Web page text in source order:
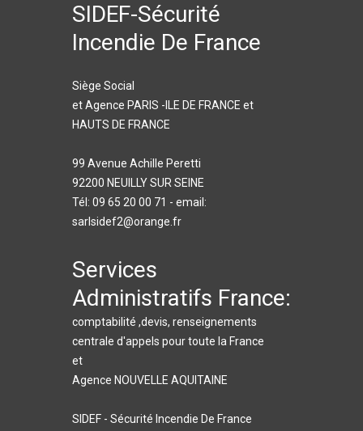
SIDEF-Sécurité
Incendie De France
Siège Social
et Agence PARIS -ILE DE FRANCE et
HAUTS DE FRANCE
99 Avenue Achille Peretti
92200 NEUILLY SUR SEINE
Tél: 09 65 20 00 71 - email:
sarlsidef2@orange.fr
Services
Administratifs France:
comptabilité ,devis, renseignements
centrale d'appels pour toute la France
et
Agence NOUVELLE AQUITAINE
SIDEF - Sécurité Incendie De France